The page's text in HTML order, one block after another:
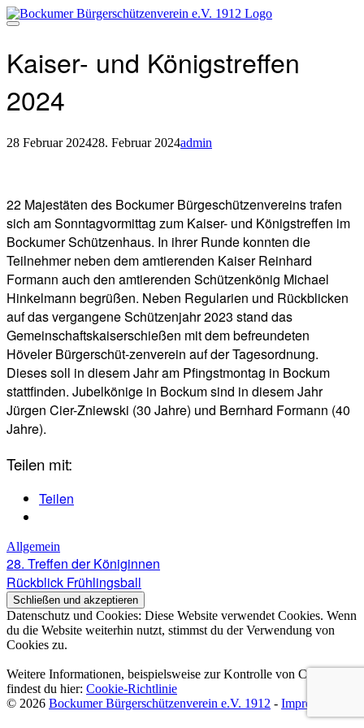
Direkt
zum
Kaiser- und Königstreffen
2024
28 Februar 202428. Februar 2024admin
22 Majestäten des Bockumer Bürgeschützenvereins trafen
sich am Sonntagvormittag zum Kaiser- und Königstreffen im
Bockumer Schützenhaus. In ihrer Runde konnten die
Teilnehmer neben dem amtierenden Kaiser Reinhard
Formann auch den amtierenden Schützenkönig Michael
Hinkelmann begrüßen. Neben Regularien und Rückblicken
auf das vergangene Schützenjahr 2023 stand das
Gemeinschaftskaiserschießen mit dem befreundeten
Höveler Bürgerschüt-zenverein auf der Tagesordnung.
Dieses soll in diesem Jahr am Pfingstmontag in Bockum
stattfinden. Jubelkönige in Bockum sind in diesem Jahr
Jürgen Cier-Zniewski (30 Jahre) und Bernhard Formann (40
Jahre).
Teilen mit:
Teilen
Allgemein
Beitragsnavigation
28. Treffen der Königinnen
Rückblick Frühlingsball
Datenschutz und Cookies: Diese Website verwendet Cookies. Wenn
du die Website weiterhin nutzt, stimmst du der Verwendung von
Cookies zu.
Weitere Informationen, beispielsweise zur Kontrolle von Cookies,
findest du hier: Cookie-Richtlinie
© 2026 Bockumer Bürgerschützenverein e.V. 1912 - Impressum